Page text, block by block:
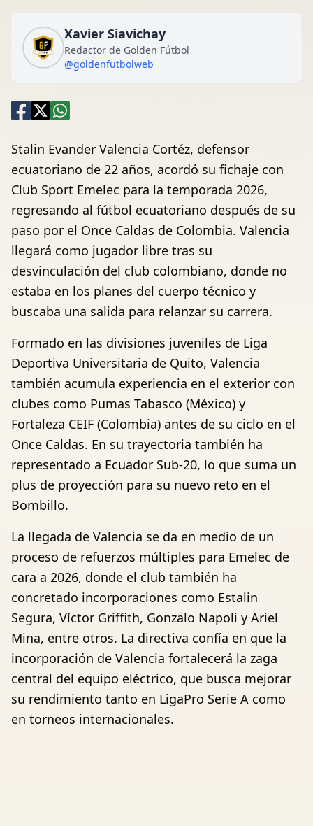
Xavier Siavichay
Redactor de Golden Fútbol
@goldenfutbolweb
Stalin Evander Valencia Cortéz, defensor
ecuatoriano de 22 años, acordó su fichaje con
Club Sport Emelec para la temporada 2026,
regresando al fútbol ecuatoriano después de su
paso por el Once Caldas de Colombia. Valencia
llegará como jugador libre tras su
desvinculación del club colombiano, donde no
estaba en los planes del cuerpo técnico y
buscaba una salida para relanzar su carrera.
Formado en las divisiones juveniles de Liga
Deportiva Universitaria de Quito, Valencia
también acumula experiencia en el exterior con
clubes como Pumas Tabasco (México) y
Fortaleza CEIF (Colombia) antes de su ciclo en el
Once Caldas. En su trayectoria también ha
representado a Ecuador Sub-20, lo que suma un
plus de proyección para su nuevo reto en el
Bombillo.
La llegada de Valencia se da en medio de un
proceso de refuerzos múltiples para Emelec de
cara a 2026, donde el club también ha
concretado incorporaciones como Estalin
Segura, Víctor Griffith, Gonzalo Napoli y Ariel
Mina, entre otros. La directiva confía en que la
incorporación de Valencia fortalecerá la zaga
central del equipo eléctrico, que busca mejorar
su rendimiento tanto en LigaPro Serie A como
en torneos internacionales.